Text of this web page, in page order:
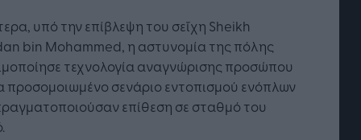
υπό την επίβλεψη του σεΐχη Sheikh
bin Mohammed, η αστυνομία της πόλης
τεχνολογία αναγνώρισης προσώπου
προσομοιωμένο σενάριο εντοπισμού ενόπλων
επίθεση σε σταθμό του
Νοημοσύνη: το νέο
σύστημα της
Οι προσλήψεις αλλάζουν: To
Jobfind.gr ως στρατηγικός
«σύμμαχος» για κάθε
επιχείρηση και εργαζόμενο